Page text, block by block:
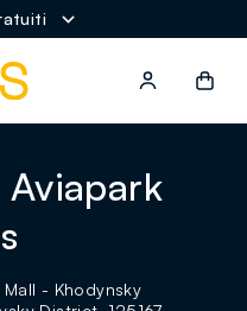
Aviapark
- Khodynsky